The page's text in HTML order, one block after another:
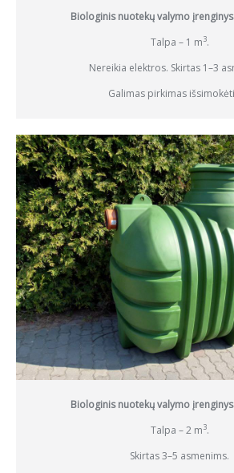
Biologinis nuotekų valymo įrenginys
Talpa – 1 m3.
Nereikia elektros. Skirtas 1–3
Galimas pirkimas
Biologinis nuotekų valymo įrenginys
Talpa – 2 m3.
Skirtas 3–5 asmenims.